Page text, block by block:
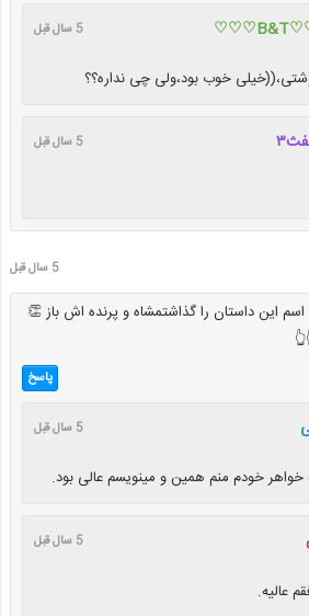
5 سال قبل
خوب بود،ولی چی نداره؟؟
5 سال قبل
5 سال قبل
این داستان را گذاشتمشاه و پرنده اش باز 👏
پاسخ
5 سال قبل
خواهر خودم منم همین و مینویسم عالی بود.
5 سال قبل
عالیه.